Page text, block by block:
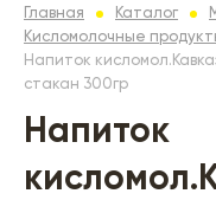
Главная Каталог
Кисломолочные
Напиток
стакан 300гр
Напиток